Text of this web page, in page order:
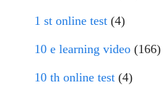
1 st online test (4)
10 e learning video (166)
10 th online test (4)